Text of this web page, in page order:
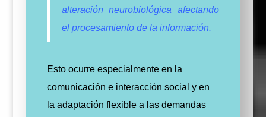
alteración neurobiológica afectando
el procesamiento de la información.
Esto ocurre especialmente en la
comunicación e interacción social y en
la adaptación flexible a las demandas